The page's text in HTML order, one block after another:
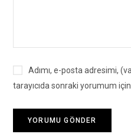
Adımı, e-posta adresimi,
tarayıcıda sonraki yorumum